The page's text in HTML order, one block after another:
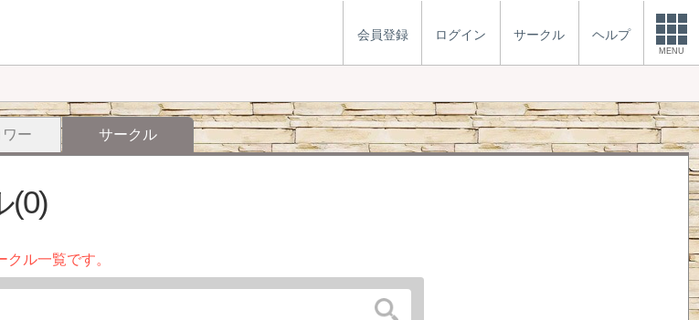
会員登録 ログイン サークル ヘルプ
MENU
ワー サークル
(0)
ル一覧です。